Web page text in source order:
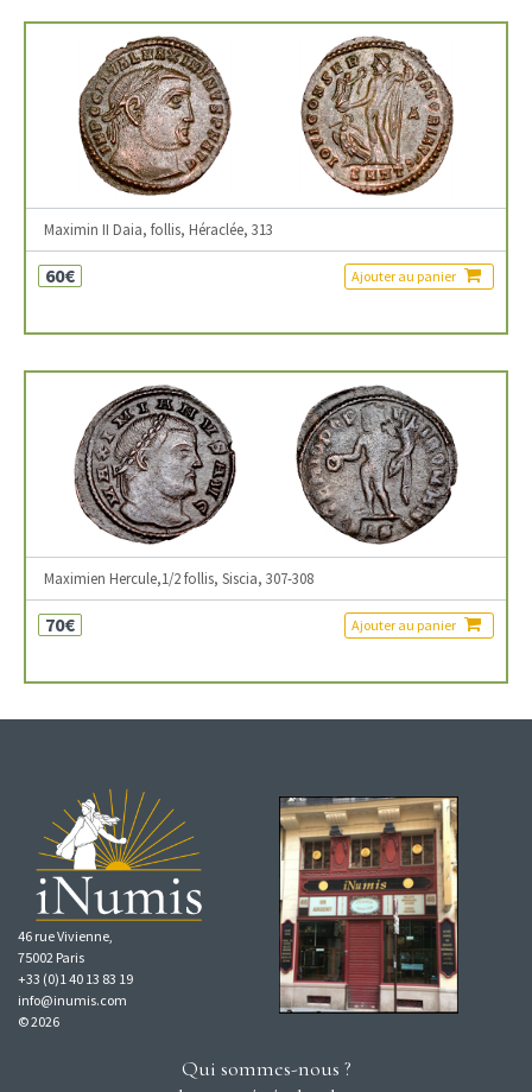
Maximin II Daia, follis, Héraclée, 313
60€ Ajouter au panier
Maximien Hercule,1/2 follis, Siscia, 307-308
70€ Ajouter au panier
46 rue Vivienne,
75002 Paris
+33 (0)1 40 13 83 19
info@inumis.com
© 2026
Qui sommes-nous ?